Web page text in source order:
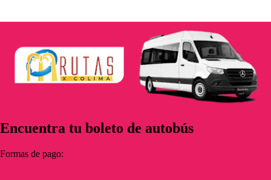
Encuentra tu boleto de autobús
Formas de pago: